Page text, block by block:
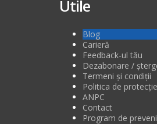
Utile
Blog
Carieră
Feedback-ul tău
Dezabonare /
Termeni și condiții
Politica de
ANPC
Contact
Program de